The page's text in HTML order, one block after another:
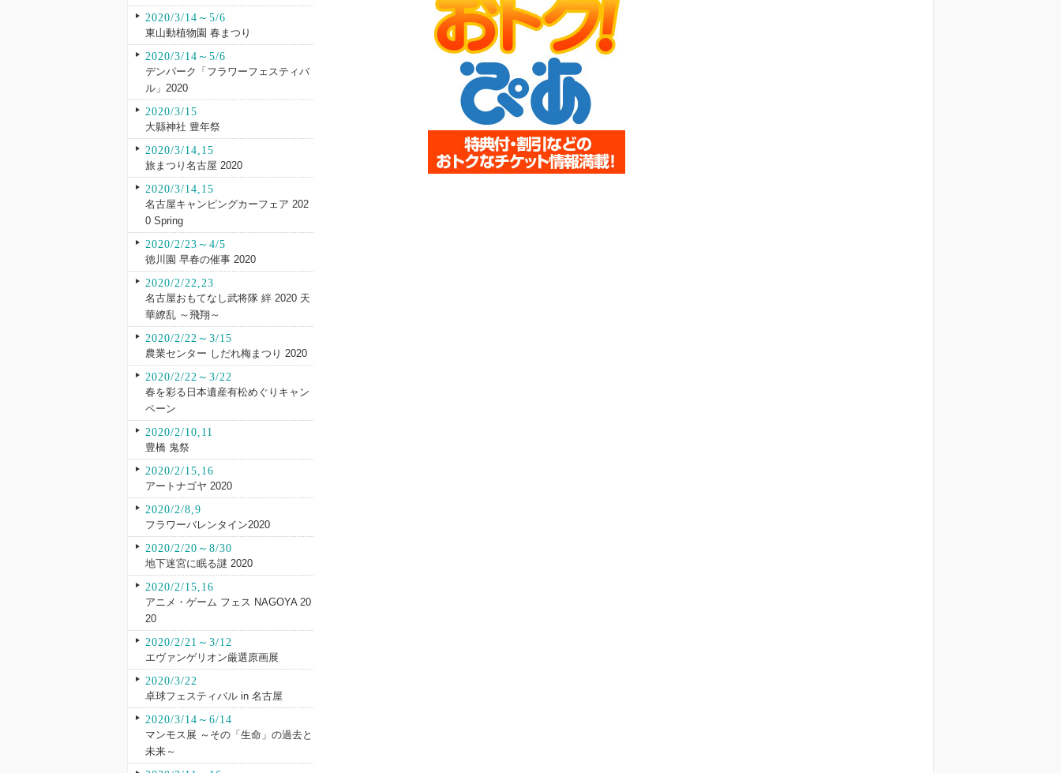
2020/3/14～5/6
東山動植物園 春まつり
2020/3/14～5/6
デンパーク「フラワーフェスティバ
ル」2020
2020/3/15
大縣神社 豊年祭
2020/3/14,15
旅まつり名古屋 2020
2020/3/14,15
名古屋キャンピングカーフェア 202
0 Spring
2020/2/23～4/5
徳川園 早春の催事 2020
2020/2/22,23
名古屋おもてなし武将隊 絆 2020 天
華繚乱 ～飛翔～
2020/2/22～3/15
農業センター しだれ梅まつり 2020
2020/2/22～3/22
春を彩る日本遺産有松めぐりキャン
ペーン
2020/2/10,11
豊橋 鬼祭
2020/2/15,16
アートナゴヤ 2020
2020/2/8,9
フラワーバレンタイン2020
2020/2/20～8/30
地下迷宮に眠る謎 2020
2020/2/15,16
アニメ・ゲーム フェス NAGOYA 20
20
2020/2/21～3/12
エヴァンゲリオン厳選原画展
2020/3/22
卓球フェスティバル in 名古屋
2020/3/14～6/14
マンモス展 ～その「生命」の過去と
未来～